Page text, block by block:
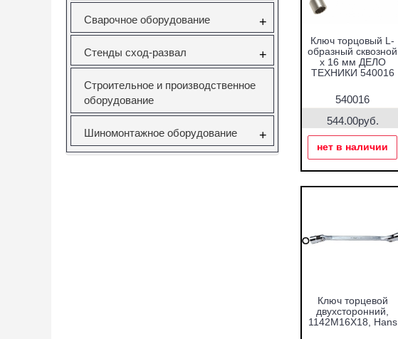
Сварочное оборудование +
Стенды сход-развал +
Строительное и производственное
оборудование
Шиномонтажное оборудование +
Ключ торцовый L-
образный сквозной
х 16 мм ДЕЛО
ТЕХНИКИ 540016
540016
544.00руб.
нет в наличии
Ключ торцевой
двухсторонний,
1142M16X18, Hans